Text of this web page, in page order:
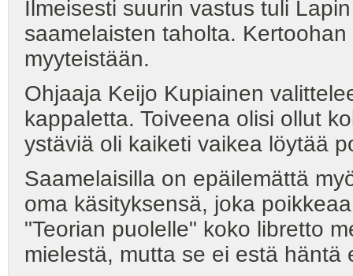
Ilmeisesti suurin vastus tuli
saamelaisten taholta.
myyteistään.
Ohjaaja Keijo Kupiainen
kappaletta. Toiveena olisi ollut
ystäviä oli kaiketi vaikea löytää
Saamelaisilla on epäilemättä
oma käsityksensä, joka
"Teorian puolelle" koko libretto
mielestä, mutta se ei estä häntä